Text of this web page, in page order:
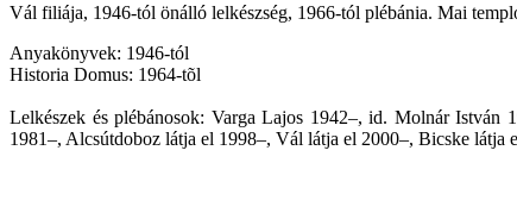
Vál filiája, 1946-tól önálló lelkészség, 1966-tól plébánia. Mai
Anyakönyvek: 1946-tól
Historia Domus: 1964-tõl
Lelkészek és plébánosok: Varga Lajos 1942–, id. Molnár
1981–, Alcsútdoboz látja el 1998–, Vál látja el 2000–, Bicske látja